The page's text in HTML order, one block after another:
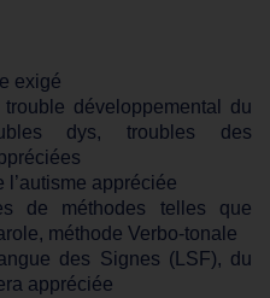
exigé
développemental du
dys, troubles des
l’autisme appréciée
de méthodes telles que
méthode Verbo-tonale
des Signes (LSF), du
appréciée